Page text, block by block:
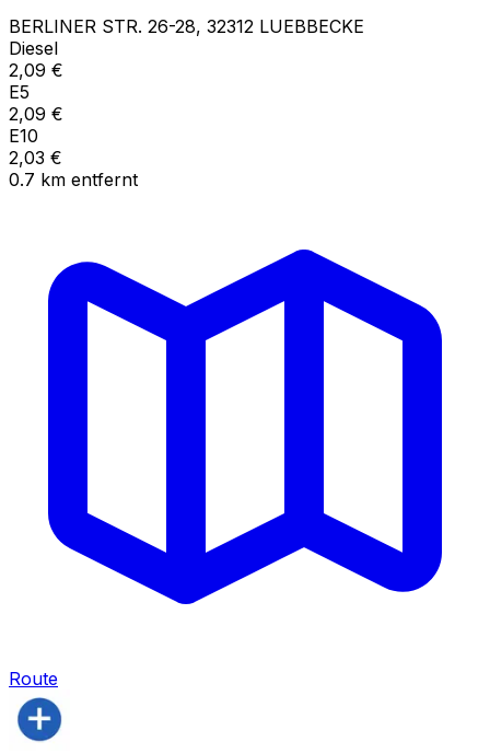
BERLINER STR. 26-28, 32312 LUEBBECKE
Diesel
2,09 €
E5
2,09 €
E10
2,03 €
0.7 km entfernt
Route